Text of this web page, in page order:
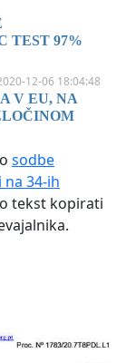
TEST 97%
12-06 18:04:48
V EU, NA
sodbe
34-ih
tekst kopirati